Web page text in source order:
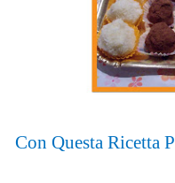
Con Questa Ricetta